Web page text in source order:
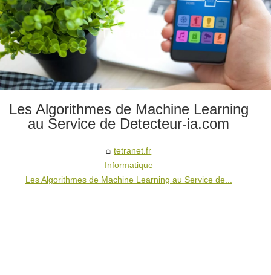
Les Algorithmes de Machine Learning
au Service de Detecteur-ia.com
tetranet.fr
Informatique
Les Algorithmes de Machine Learning au Service de...